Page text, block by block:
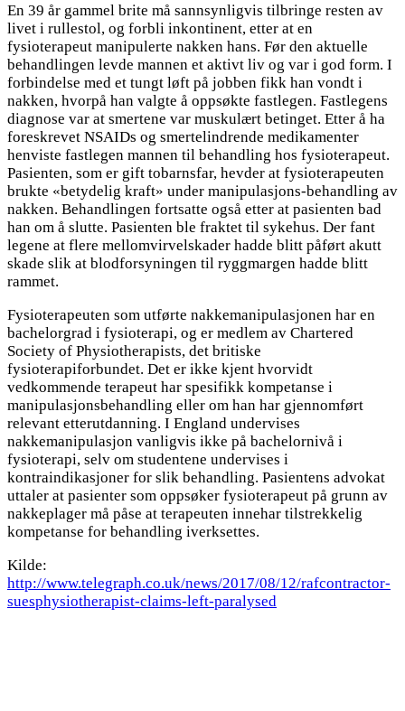
En 39 år gammel brite må sannsynligvis tilbringe resten av
livet i rullestol, og forbli inkontinent, etter at en
fysioterapeut manipulerte nakken hans. Før den aktuelle
behandlingen levde mannen et aktivt liv og var i god form. I
forbindelse med et tungt løft på jobben fikk han vondt i
nakken, hvorpå han valgte å oppsøkte fastlegen. Fastlegens
diagnose var at smertene var muskulært betinget. Etter å ha
foreskrevet NSAIDs og smertelindrende medikamenter
henviste fastlegen mannen til behandling hos fysioterapeut.
Pasienten, som er gift tobarnsfar, hevder at fysioterapeuten
brukte «betydelig kraft» under manipulasjons-behandling av
nakken. Behandlingen fortsatte også etter at pasienten bad
han om å slutte. Pasienten ble fraktet til sykehus. Der fant
legene at flere mellomvirvelskader hadde blitt påført akutt
skade slik at blodforsyningen til ryggmargen hadde blitt
rammet.
Fysioterapeuten som utførte nakkemanipulasjonen har en
bachelorgrad i fysioterapi, og er medlem av Chartered
Society of Physiotherapists, det britiske
fysioterapiforbundet. Det er ikke kjent hvorvidt
vedkommende terapeut har spesifikk kompetanse i
manipulasjonsbehandling eller om han har gjennomført
relevant etterutdanning. I England undervises
nakkemanipulasjon vanligvis ikke på bachelornivå i
fysioterapi, selv om studentene undervises i
kontraindikasjoner for slik behandling. Pasientens advokat
uttaler at pasienter som oppsøker fysioterapeut på grunn av
nakkeplager må påse at terapeuten innehar tilstrekkelig
kompetanse for behandling iverksettes.
Kilde:
http://www.telegraph.co.uk/news/2017/08/12/rafcontractor-
suesphysiotherapist-claims-left-paralysed